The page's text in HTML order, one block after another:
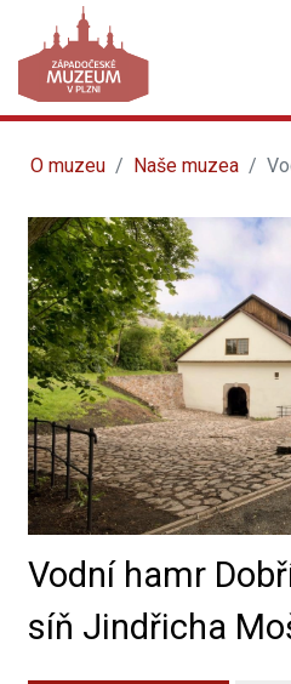
O muzeu Naše muzea
Vodní hamr
síň Jindřicha